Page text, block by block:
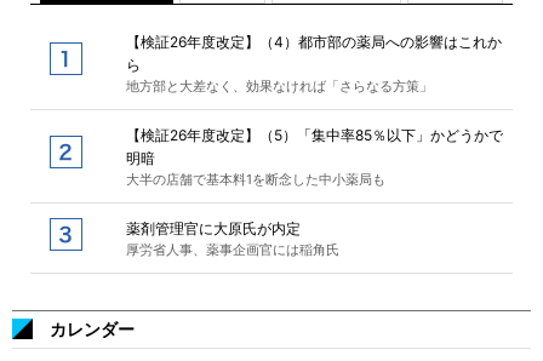
【検証26年度改定】（4）都市部の薬局への影響はこれか
ら
地方部と大差なく、効果なければ「さらなる方策」
【検証26年度改定】（5）「集中率85％以下」かどうかで
明暗
大半の店舗で基本料1を断念した中小薬局も
薬剤管理官に大原氏が内定
厚労省人事、薬事企画官には稲角氏
カレンダー